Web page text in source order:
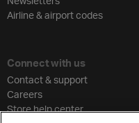
Airline & airport codes
Connect with us
Contact & support
Careers
Store help center